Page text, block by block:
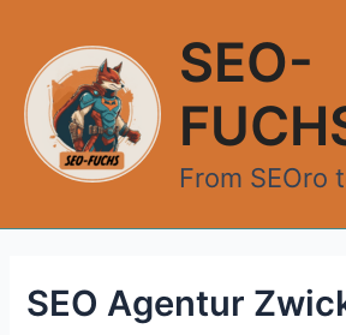
springen
SEO-
From SEOro
SEO Agentur